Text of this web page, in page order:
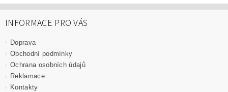
INFORMACE PRO VÁS
Doprava
Obchodní podmínky
Ochrana osobních údajů
Reklamace
Kontakty